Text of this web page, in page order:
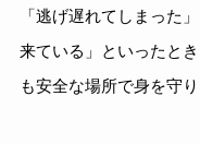
「逃げ遅れてしまった
来ている」といったと
も安全な場所で身を守り